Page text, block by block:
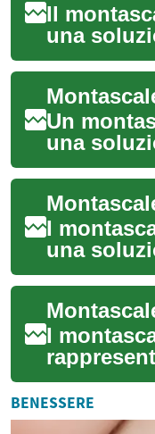
Il
una
all'interno
offrendo
Un
una
per
sicurezza
diffi...
I
una
per
anz...
I
BENESSERE